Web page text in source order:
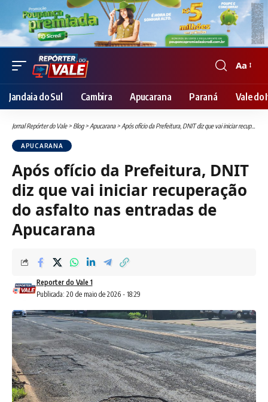
Font
Resizer
Aa
Jandaia do Sul Cambira Apucarana Paraná Vale do
Jornal Repórter do Vale> Blog>Apucarana>Após ofício da Prefeitura, DNIT diz que vai iniciar recuperação do asfalto nas entradas de Apucarana
APUCARANA
Após ofício da Prefeitura, DNIT
diz que vai iniciar recuperação
do asfalto nas entradas de
Apucarana
Publicada: 20 de maio de 2026 - 18:29
Reporter do Vale 1